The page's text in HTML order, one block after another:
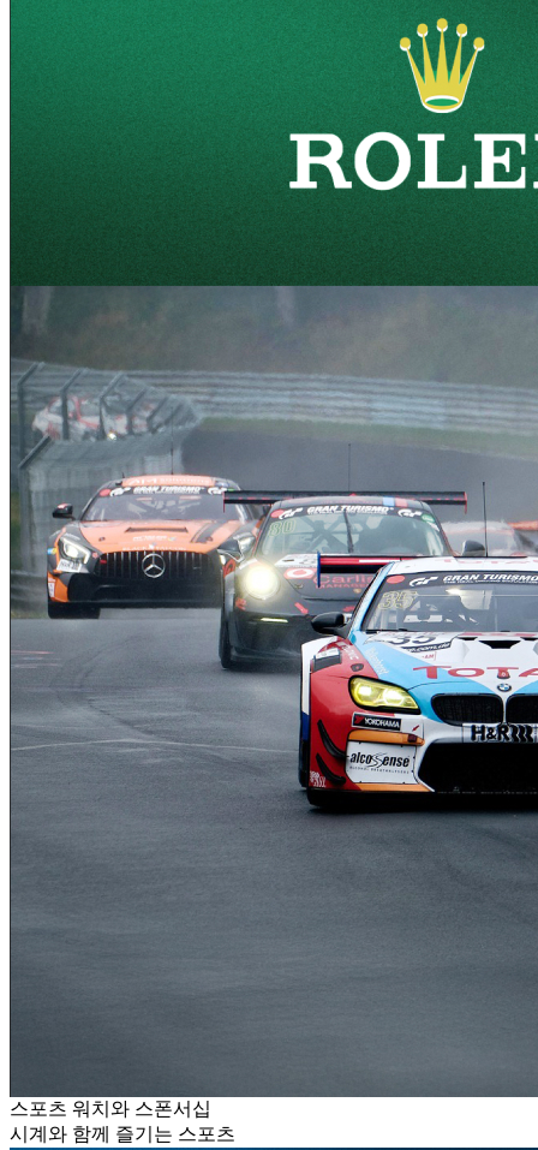
스포츠 워치와 스폰서십
시계와 함께 즐기는 스포츠